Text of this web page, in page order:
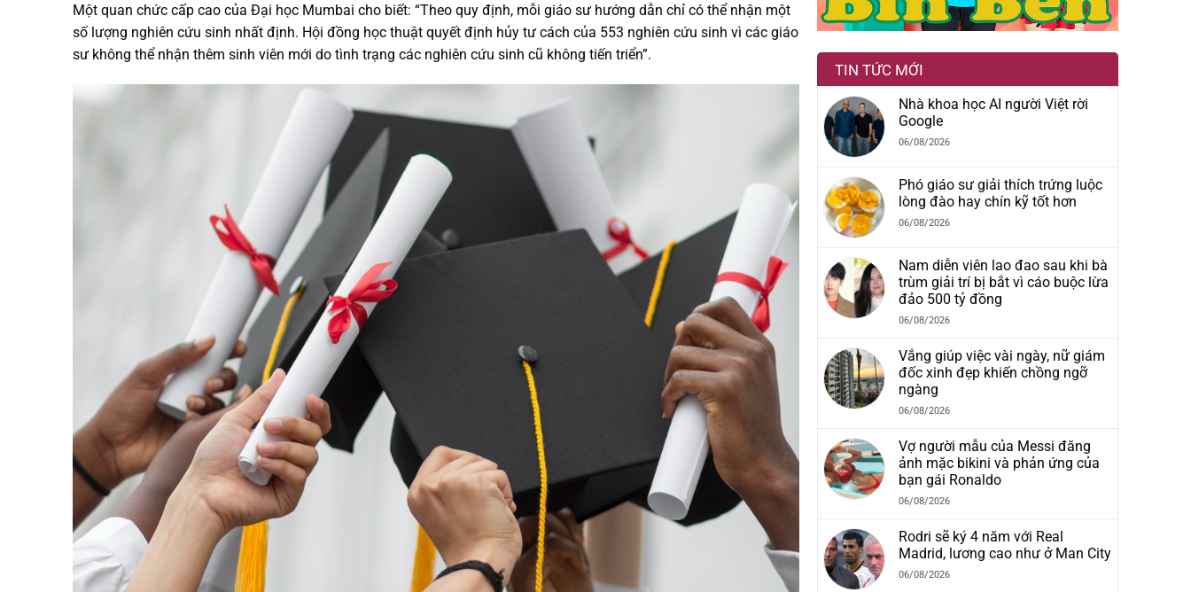
Một quan chức cấp cao của Đại học Mumbai cho biết: “Theo quy định, mỗi giáo sư hướng dẫn chỉ có thể nhận một
số lượng nghiên cứu sinh nhất định. Hội đồng học thuật quyết định hủy tư cách của 553 nghiên cứu sinh vì các giáo
sư không thể nhận thêm sinh viên mới do tình trạng các nghiên cứu sinh cũ không tiến triển”.
TIN TỨC MỚI
Nhà khoa học AI người Việt rời
Google
06/08/2026
Phó giáo sư giải thích trứng luộc
lòng đào hay chín kỹ tốt hơn
06/08/2026
Nam diễn viên lao đao sau khi bà
trùm giải trí bị bắt vì cáo buộc lừa
đảo 500 tỷ đồng
06/08/2026
Vắng giúp việc vài ngày, nữ giám
đốc xinh đẹp khiến chồng ngỡ
ngàng
06/08/2026
Vợ người mẫu của Messi đăng
ảnh mặc bikini và phản ứng của
bạn gái Ronaldo
06/08/2026
Rodri sẽ ký 4 năm với Real
Madrid, lương cao như ở Man City
06/08/2026